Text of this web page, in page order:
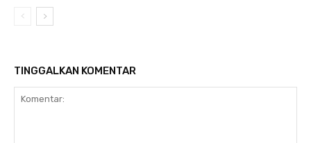
TINGGALKAN KOMENTAR